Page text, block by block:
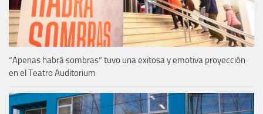
“Apenas habrá sombras” tuvo una exitosa y emotiva proyección
en el Teatro Auditorium